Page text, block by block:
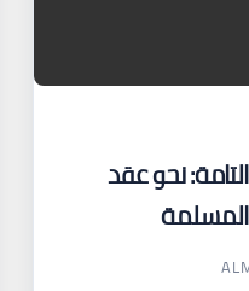
نحو عقد
المسلمة